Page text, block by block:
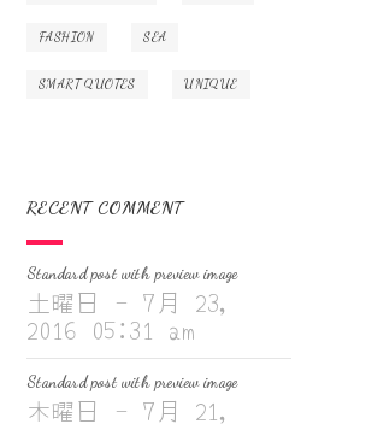
FASHION SEA
SMART QUOTES UNIQUE
RECENT COMMENT
Standard post with preview image
土曜日 - 7月 23,
2016 05:31 am
Standard post with preview image
木曜日 - 7月 21,